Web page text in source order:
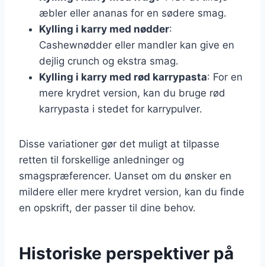
æbler eller ananas for en sødere smag.
Kylling i karry med nødder:
Cashewnødder eller mandler kan give en
dejlig crunch og ekstra smag.
Kylling i karry med rød karrypasta: For en
mere krydret version, kan du bruge rød
karrypasta i stedet for karrypulver.
Disse variationer gør det muligt at tilpasse
retten til forskellige anledninger og
smagspræferencer. Uanset om du ønsker en
mildere eller mere krydret version, kan du finde
en opskrift, der passer til dine behov.
Historiske perspektiver på